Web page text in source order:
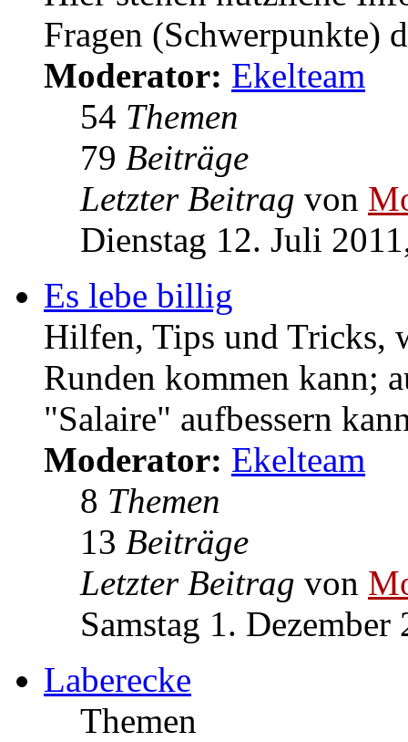
Infos
Hier stehen nützliche
Fragen
Moderator: Ekelteam
54Themen
79Beiträge
Letzter Beitragvon
Dienstag 12. Juli
Es lebe billig
Hilfen, Tips und Tricks,
Runden kommen kann;
"Salaire" aufbessern
Moderator: Ekelteam
8Themen
13Beiträge